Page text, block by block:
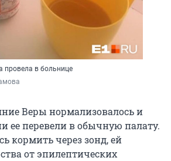
в больнице
Веры нормализовалось и
ее перевели в обычную палату.
кормить через зонд, ей
от эпилептических